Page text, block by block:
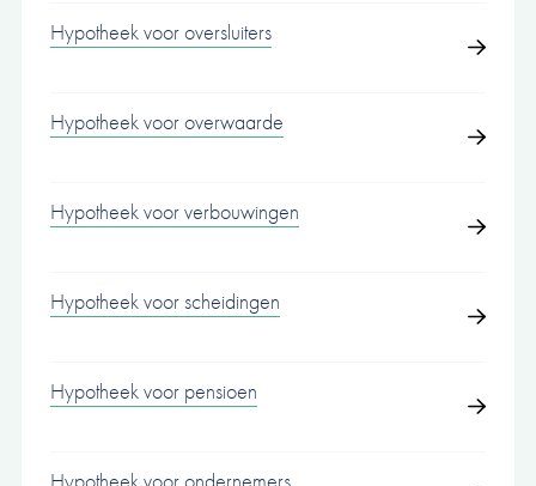
Hypotheek voor oversluiters
Hypotheek voor overwaarde
Hypotheek voor verbouwingen
Hypotheek voor scheidingen
Hypotheek voor pensioen
Hypotheek voor ondernemers